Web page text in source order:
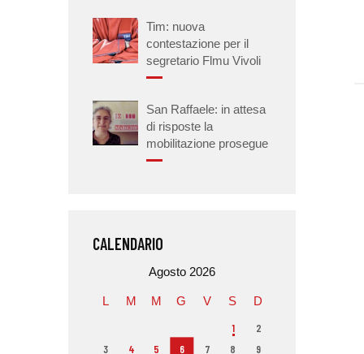
Tim: nuova
contestazione per il
segretario Flmu Vivoli
San Raffaele: in attesa
di risposte la
mobilitazione prosegue
CALENDARIO
Agosto 2026
L M M G V S D
1
2
3
4 5 6 7 8
9